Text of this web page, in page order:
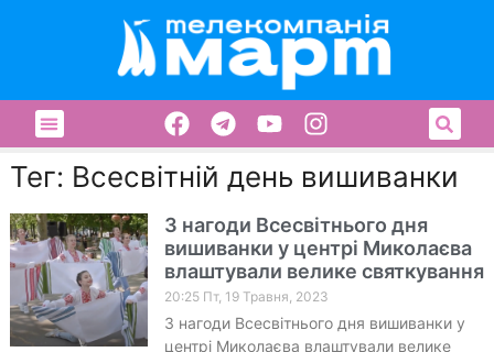
Тег: Всесвітній день вишиванки
З нагоди Всесвітнього дня
вишиванки у центрі Миколаєва
влаштували велике святкування
20:25 Пт, 19 Травня, 2023
З нагоди Всесвітнього дня вишиванки у
центрі Миколаєва влаштували велике